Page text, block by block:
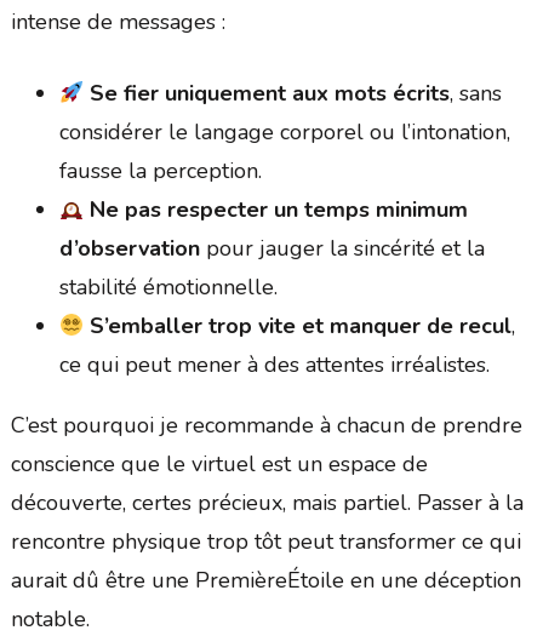
intense de messages :
Se fier uniquement aux mots écrits, sans
considérer le langage corporel ou l’intonation,
fausse la perception.
Ne pas respecter un temps minimum
d’observationpour jauger la sincérité et la
stabilité émotionnelle.
S’emballer trop vite et manquer de recul,
ce qui peut mener à des attentes irréalistes.
C’est pourquoi je recommande à chacun de prendre
conscience que le virtuel est un espace de
découverte, certes précieux, mais partiel. Passer à la
rencontre physique trop tôt peut transformer ce qui
aurait dû être une PremièreÉtoile en une déception
notable.